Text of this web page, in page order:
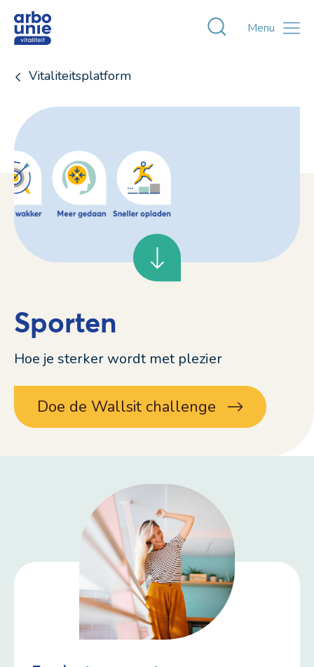
Toggle
Menu
Vitaliteitsplatform
Sporten
Doe de Wallsit challenge
Hoe je sterker wordt met plezier